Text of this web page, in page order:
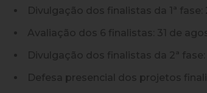
Divulgação dos finalistas da 1ª fase:
Avaliação dos 6 finalistas:
31 de
Divulgação dos finalistas da 2ª fase:
Defesa presencial dos projetos